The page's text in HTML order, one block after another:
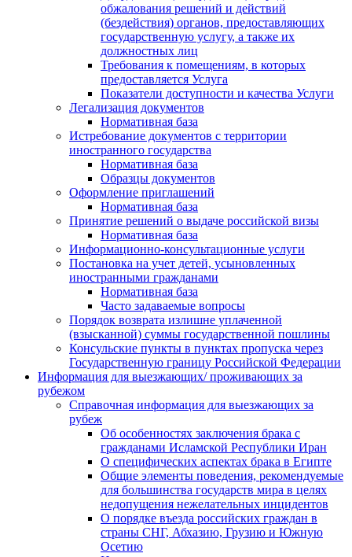
обжалования решений и действий
(бездействия) органов, предоставляющих
государственную услугу, а также их
должностных лиц
Требования к помещениям, в которых
предоставляется Услуга
Показатели доступности и качества Услуги
Легализация документов
Нормативная база
Истребование документов с территории
иностранного государства
Нормативная база
Образцы документов
Оформление приглашений
Нормативная база
Принятие решений о выдаче российской визы
Нормативная база
Информационно-консультационные услуги
Постановка на учет детей, усыновленных
иностранными гражданами
Нормативная база
Часто задаваемые вопросы
Порядок возврата излишне уплаченной
(взысканной) суммы государственной пошлины
Консульские пункты в пунктах пропуска через
Государственную границу Российской Федерации
Информация для выезжающих/ проживающих за
рубежом
Справочная информация для выезжающих за
рубеж
Об особенностях заключения брака с
гражданами Исламской Республики Иран
О специфических аспектах брака в Египте
Общие элементы поведения, рекомендуемые
для большинства государств мира в целях
недопущения нежелательных инцидентов
О порядке въезда российских граждан в
страны СНГ, Абхазию, Грузию и Южную
Осетию